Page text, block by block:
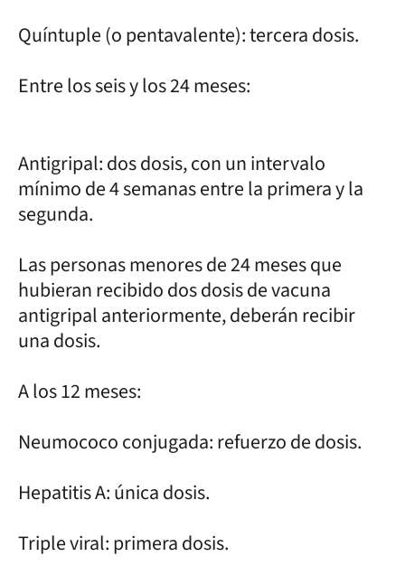
Quíntuple (o pentavalente): tercera dosis.
Entre los seis y los 24 meses:
Antigripal: dos dosis, con un intervalo
mínimo de 4 semanas entre la primera y la
segunda.
Las personas menores de 24 meses que
hubieran recibido dos dosis de vacuna
antigripal anteriormente, deberán recibir
una dosis.
A los 12 meses:
Neumococo conjugada: refuerzo de dosis.
Hepatitis A: única dosis.
Triple viral: primera dosis.